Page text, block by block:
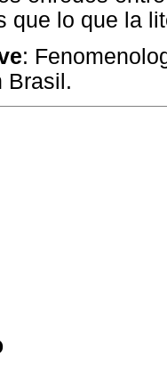
que lo que la
:
Brasil.